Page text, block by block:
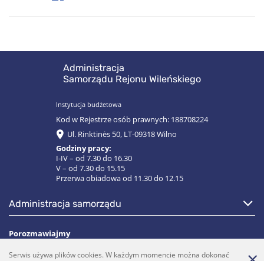
Administracja
Samorządu Rejonu Wileńskiego
Instytucja budżetowa
Kod w Rejestrze osób prawnych: 188708224
Ul. Rinktinės 50, LT-09318 Wilno
Godziny pracy:
I-IV – od 7.30 do 16.30
V – od 7.30 do 15.15
Przerwa obiadowa od 11.30 do 12.15
administracja samorządu
Porozmawiajmy
(0 5)  275 1990 vrsa@vrsa.lt
Serwis używa plików cookies. W każdym momencie można dokonać